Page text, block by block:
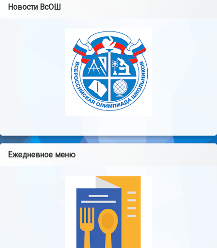
Новости ВсОШ
Ежедневное меню